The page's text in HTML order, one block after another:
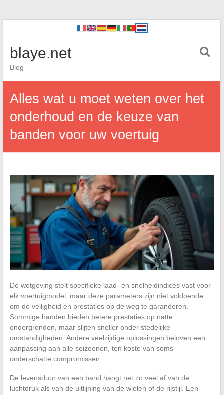
blaye.net
Blog
Alles wat u moet weten over het
onderhoud en de keuze van
banden voor uw voertuig
De wetgeving stelt specifieke laad- en snelheidindices vast voor
elk voertuigmodel, maar deze parameters zijn niet voldoende
om de veiligheid en prestaties op de weg te garanderen.
Sommige banden bieden betere prestaties op natte
ondergronden, maar slijten sneller onder stedelijke
omstandigheden. Andere veelzijdige oplossingen beloven een
aanpassing aan alle seizoenen, ten koste van soms
onderschatte compromissen.
De levensduur van een band hangt net zo veel af van de
luchtdruk als van de uitlijning van de wielen of de rijstijl. Een